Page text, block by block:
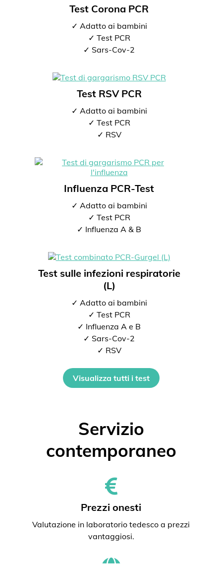
Test Corona PCR
✓ Adatto ai bambini
✓ Test PCR
✓ Sars-Cov-2
Test RSV PCR
✓ Adatto ai bambini
✓ Test PCR
✓ RSV
Influenza PCR-Test
✓ Adatto ai bambini
✓ Test PCR
✓ Influenza A & B
Test sulle infezioni respiratorie
(L)
✓ Adatto ai bambini
✓ Test PCR
✓ Influenza A e B
✓ Sars-Cov-2
✓ RSV
Visualizza tutti i test
Servizio
contemporaneo
Prezzi onesti
Valutazione in laboratorio tedesco a prezzi
vantaggiosi.